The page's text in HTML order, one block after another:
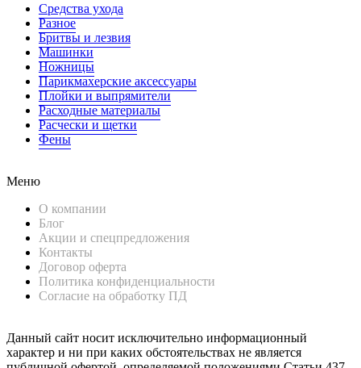
Средства ухода
Разное
Бритвы и лезвия
Машинки
Ножницы
Парикмахерские аксессуары
Плойки и выпрямители
Расходные материалы
Расчески и щетки
Фены
Меню
О компании
Блог
Акции и спецпредложения
Контакты
Договор оферта
Политика конфиденциальности
Согласие на обработку ПД
Данный сайт носит исключительно информационный
характер и ни при каких обстоятельствах не является